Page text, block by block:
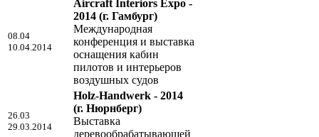
08.04
10.04.2014
Aircraft Interiors Expo -
2014 (г. Гамбург)
Международная
конференция и выставка
оснащения кабин
пилотов и интерьеров
воздушных судов
26.03
29.03.2014
Holz-Handwerk - 2014
(г. Нюрнберг)
Выставка
деревообрабатывающей